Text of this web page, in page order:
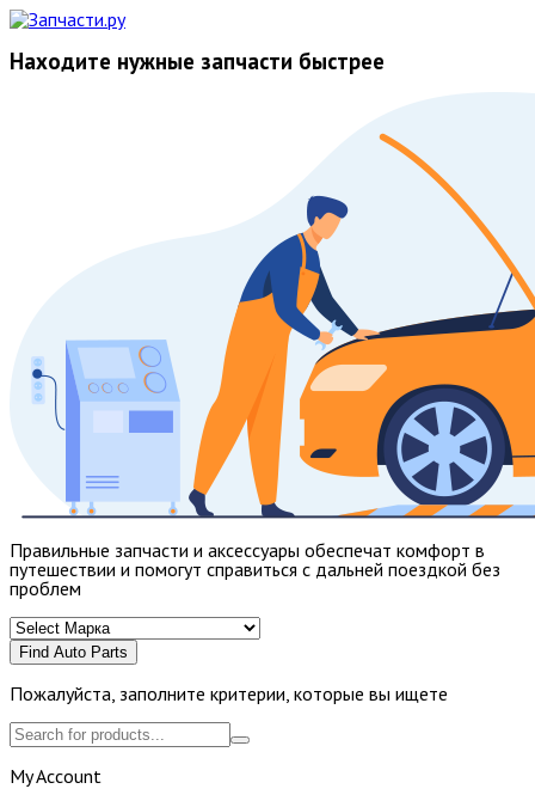
Находите нужные запчасти быстрее
Правильные запчасти и аксессуары обеспечат комфорт в
путешествии и помогут справиться с дальней поездкой без
проблем
Find Auto Parts
Пожалуйста, заполните критерии, которые вы ищете
My Account